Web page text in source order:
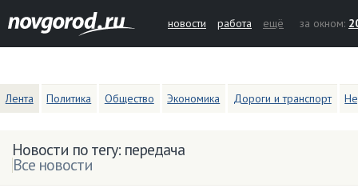
новости работа ещё за окном:
Лента Политика Общество Экономика Дороги и транспорт
Новости по тегу: передача
Все новости